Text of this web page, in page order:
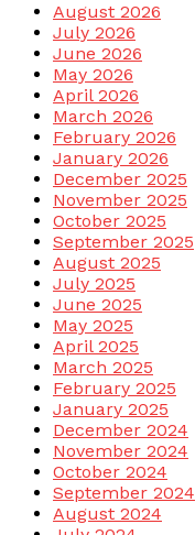
August 2026
July 2026
June 2026
May 2026
April 2026
March 2026
February 2026
January 2026
December 2025
November 2025
October 2025
September 2025
August 2025
July 2025
June 2025
May 2025
April 2025
March 2025
February 2025
January 2025
December 2024
November 2024
October 2024
September 2024
August 2024